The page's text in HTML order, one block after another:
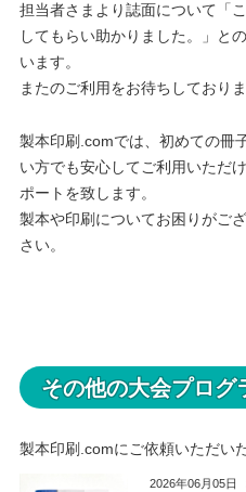
担当者さまより誌面について「
してもらい助かりました。」と
います。
またのご利用をお待ちしておりま
製本印刷.comでは、初めての冊
い方でも安心してご利用いただ
ポートを致します。
製本や印刷についてお困りがご
さい。
その他の大会プログ
製本印刷.comにご依頼いただい
2026年06月05日